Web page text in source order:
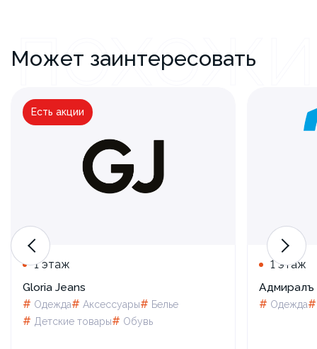
Может заинтересовать
Есть акции
Школа — это модно! С GJ
1 этаж
Gloria Jeans
# Одежда# Аксессуары# Белье
# Детские товары# Обувь
1 этаж
Адмиралъ
# Одежда